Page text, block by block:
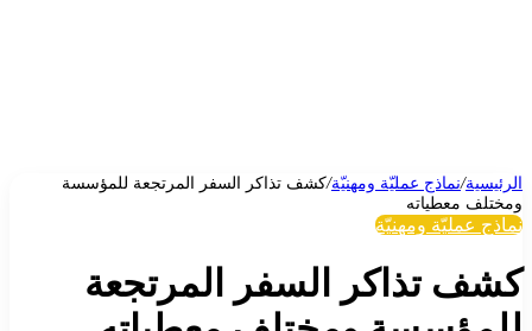
الرئيسية/نماذج عمليّة ومهنيّة/كشف تذاكر السفر المرتجعة للمؤسسة
ومختلف معطياته
نماذج عمليّة ومهنيّة
كشف تذاكر السفر المرتجعة